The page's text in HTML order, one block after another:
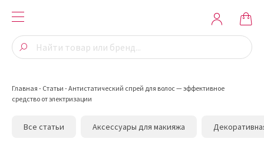
Главная - Статьи -Антистатический спрей для волос — эффективное
средство от электризации
Все статьи Аксессуары для макияжа